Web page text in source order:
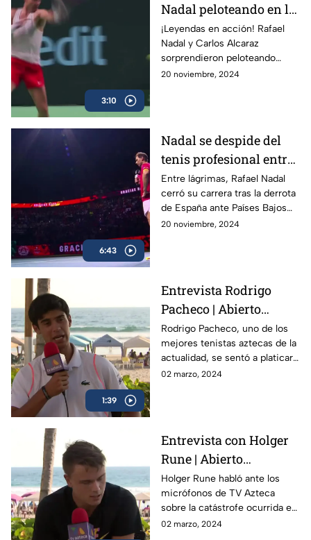
3:10
Nadal peloteando en la
Copa Davis
¡Leyendas en acción! Rafael
Nadal y Carlos Alcaraz
sorprendieron peloteando
juntos en la Copa Davis
20 noviembre, 2024
6:43
Nadal se despide del
tenis profesional entre
lágrimas
Entre lágrimas, Rafael Nadal
cerró su carrera tras la derrota
de España ante Países Bajos
en la Copa Davis, dejando un
20 noviembre, 2024
1:39
Entrevista Rodrigo
Pacheco | Abierto
Mexicano de Tenis
Rodrigo Pacheco, uno de los
mejores tenistas aztecas de la
actualidad, se sentó a platicar
con TV Azteca previo al
02 marzo, 2024
Entrevista con Holger
Rune | Abierto
Mexicano de Tenis
Holger Rune habló ante los
micrófonos de TV Azteca
sobre la catástrofe ocurrida en
Acapulco y como el Abierto
02 marzo, 2024